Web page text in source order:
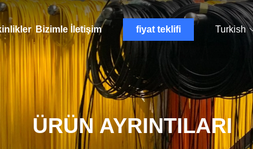
Bizimle İletişim fiyat teklifi Turkish
ÜRÜN AYRINTILARI